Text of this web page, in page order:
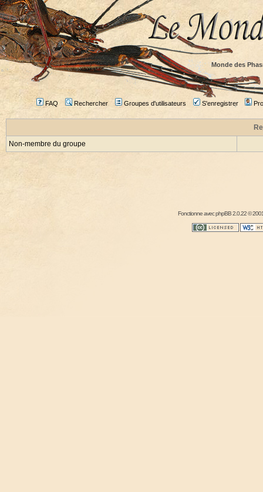
Monde des
FAQ Rechercher Groupes d'utilisateurs S'enregistrer
Non-membre du groupe
Fonctionne avecphpBB2.0.22 ©